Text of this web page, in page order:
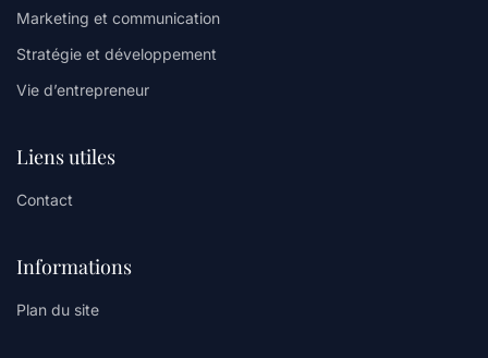
Marketing et communication
Stratégie et développement
Vie d’entrepreneur
Liens utiles
Contact
Informations
Plan du site